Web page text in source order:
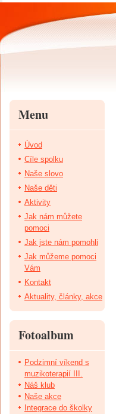
Menu
Úvod
Cíle spolku
Naše slovo
Naše děti
Aktivity
Jak nám můžete
pomoci
Jak jste nám pomohli
Jak můžeme pomoci
Vám
Kontakt
Aktuality, články, akce
Fotoalbum
Podzimní víkend s
muzikoterapií III.
Náš klub
Naše akce
Integrace do školky